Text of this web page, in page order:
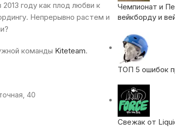
2013 году как плод любви к
Непрерывно растем и
команды Kiteteam.
40
Чемпионат и
вейкборду и
ТОП 5 ошибок
Свежак от